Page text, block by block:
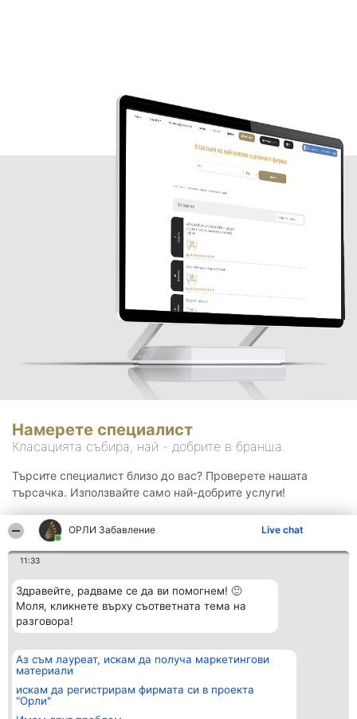
ОРЛИ Забавление Live chat
11:33
Здравейте, радваме се да ви помогнем! 🙂
Моля, кликнете върху съответната тема на
разговора!
Аз съм лауреат, искам да получа маркетингови
материали
искам да регистрирам фирмата си в проекта
"Орли"
Намерете специалист
Класацията събира, най - добрите в бранша.
Търсите специалист близо до вас? Проверете нашата
търсачка. Използвайте само най-добрите услуги!
Организатор на
класиране
BulevardulAleea Timișul De
Sus Nr. 2, Bl. A30, Sc. A, Et.
Класация
всички
Контакти